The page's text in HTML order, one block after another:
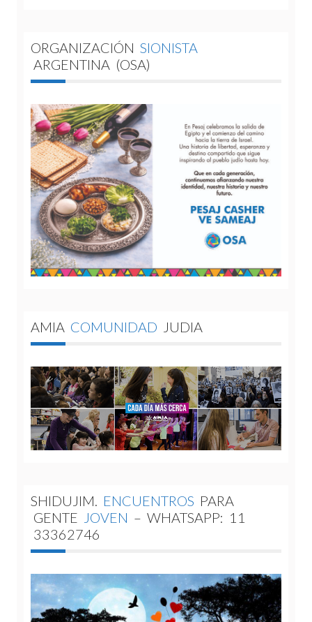
ORGANIZACIÓN SIONISTA
ARGENTINA (OSA)
AMIA COMUNIDAD JUDIA
SHIDUJIM. ENCUENTROS PARA
GENTE JOVEN – WHATSAPP: 11
33362746